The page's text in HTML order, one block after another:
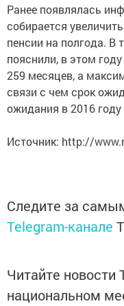
Ранее появлялась
собирается
пенсии на полгода. В
пояснили, в этом
259 месяцев, а
связи с чем срок
ожидания в 2016
Источник: http://
Следите за
Telegram-канале
Читайте новости
национальном